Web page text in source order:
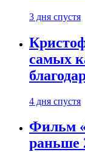
3 дня спустя
самых
4 дня спустя
Фильм
раньше